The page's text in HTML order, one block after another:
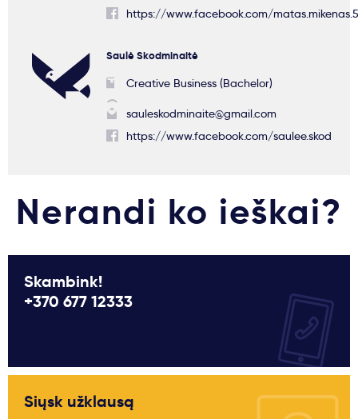
https://www.facebook.com/matas.mikenas.5
Saulė Skodminaitė
Creative Business (Bachelor)
sauleskodminaite@gmail.com
https://www.facebook.com/saulee.skod
Nerandi ko ieškai?
Skambink!
+370 677 12333
Siųsk užklausą